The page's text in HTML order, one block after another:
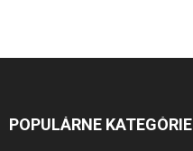
POPULÁRNE KATEGÓRIE